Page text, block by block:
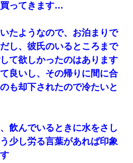
ってきます…
たようなので、お泊まりで
し、彼氏のいるところまで
て欲しかったのはあります
良いし、その帰りに間に合
も却下されたので冷たいと
飲んでいるときに水をさし
少し労る言葉があれば印象